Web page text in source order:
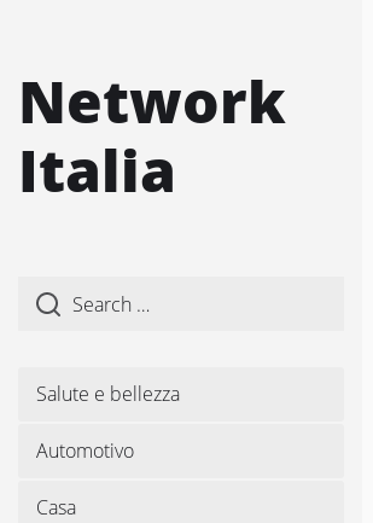
Network
Italia
Salute e bellezza
Automotivo
Casa